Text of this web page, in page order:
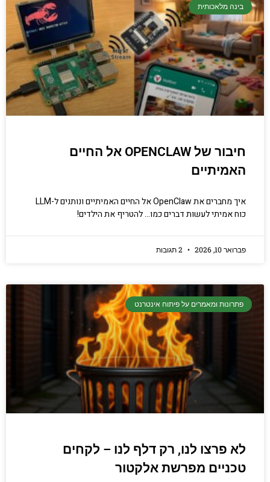
בינה מלאכותית
חיבור של OPENCLAW אל החיים
האמיתיים
איך מחברים את OpenClaw אל החיים האמיתיים ונותנים ל-LLM
כוח אמיתי לעשות דברים כמו… להטריף את הילדים!
פברואר 10, 2026
פתרונות ומאמרים על פיתוח אינטרנט
לא פרצו לנו, רק דלף לנו – לקחים
טכניים מפרשת אלקטור